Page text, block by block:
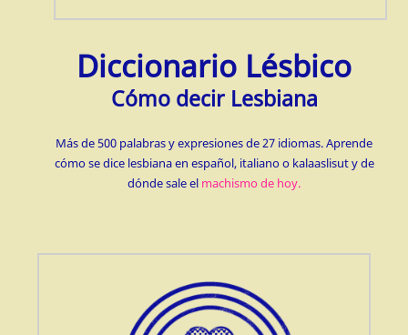
Diccionario Lésbico
Cómo decir Lesbiana
Más de 500 palabras y expresiones de 27 idiomas. Aprende
cómo se dice lesbiana en español, italiano o kalaaslisut y de
dónde sale el machismo de hoy.